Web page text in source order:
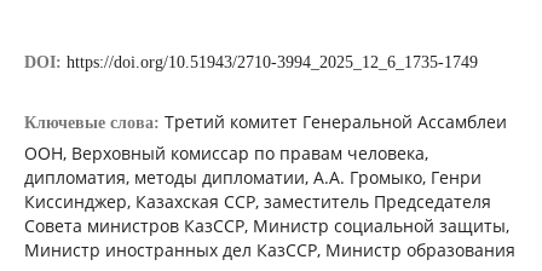
DOI: https://doi.org/10.51943/2710-3994_2025_12_6_1735-1749
Ключевые слова: Третий комитет Генеральной Ассамблеи
ООН, Верховный комиссар по правам человека,
дипломатия, методы дипломатии, А.А. Громыко, Генри
Киссинджер, Казахская ССР, заместитель Председателя
Совета министров КазССР, Министр социальной защиты,
Министр иностранных дел КазССР, Министр образования